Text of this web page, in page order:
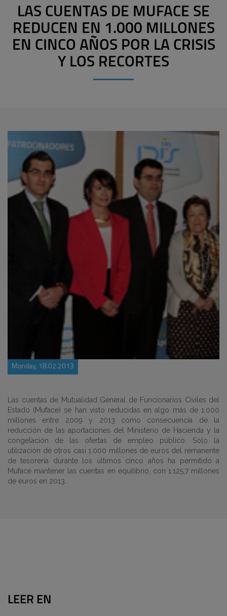
LAS CUENTAS DE MUFACE SE
REDUCEN EN 1.000 MILLONES
EN CINCO AÑOS POR LA CRISIS
Y LOS RECORTES
Monday, 18.02.2013
Las cuentas de Mutualidad General de Funcionarios Civiles del
Estado (Muface) se han visto reducidas en algo más de 1.000
millones entre 2009 y 2013 como consecuencia de la
reducción de las aportaciones del Ministerio de Hacienda y la
congelación de las ofertas de empleo público. Sólo la
utilización de otros casi 1.000 millones de euros del remanente
de tesorería durante los últimos cinco años ha permitido a
Muface mantener las cuentas en equilibrio, con 1.125,7 millones
de euros en 2013.
LEER EN